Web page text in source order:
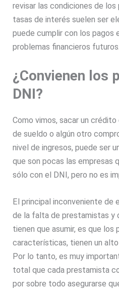
revisar las condiciones de los
tasas de interés suelen ser
puede cumplir con los pagos
problemas financieros futuros.
¿Convienen los
DNI?
Como vimos, sacar un
de sueldo o algún otro
nivel de ingresos, puede ser
que son pocas las empresas
sólo con el DNI, pero no es
El principal inconveniente de
de la falta de prestamistas y
tienen que asumir, es que
características, tienen un
Por lo tanto, es muy
total que cada prestamista
por sobre todo asegurarse